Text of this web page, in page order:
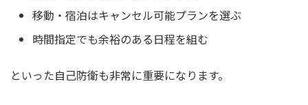
移動・宿泊はキャンセル可能プランを選ぶ
時間指定でも余裕のある日程を組む
といった自己防衛も非常に重要になります。